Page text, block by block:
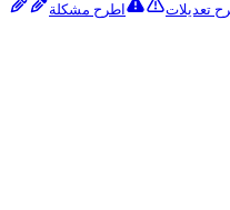
تعديلات اطرح مشكلة